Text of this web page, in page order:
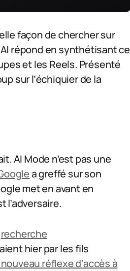
façon de chercher sur
répond en synthétisant ce
et les Reels. Présenté
sur l’échiquier de la
AI Mode n’est pas une
a greffé sur son
met en avant en
l’adversaire.
recherche
hier par les fils
réflexe d’accès à